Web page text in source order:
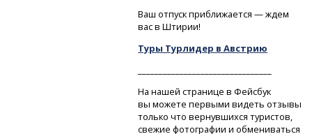
Ваш отпуск приближается — ждем
вас в Штирии!
Туры Турлидер в Австрию
На нашей странице в Фейсбук
вы можете первыми видеть отзывы
только что вернувшихся туристов,
свежие фотографии и обмениваться